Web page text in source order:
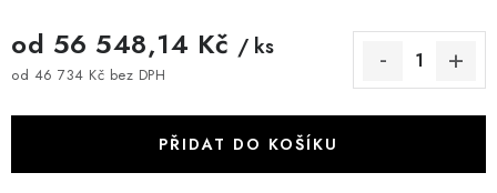
od 56 548,14 Kč / ks
od 46 734 Kč bez DPH
PŘIDAT DO KOŠÍKU